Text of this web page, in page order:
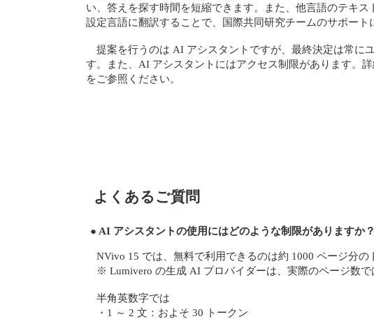
い、答えを探す時間を短縮できます。また、他言語のテキス
設定言語に翻訳することで、国際共同研究チームのサポート
提案を行うのは AI アシスタントですが、最終決定は常に
す。また、AI アシスタントにはアクセス制限があります。
をご参照ください。
よくあるご質問
● AI アシスタントの使用にはどのような制限がありますか？
NVivo 15 では、無料で利用できるのは約 1000 ページ分の
※ Lumivero の生成 AI プロバイダーは、実際のページ数で
半角英数字では
・1 ～ 2 文：およそ 30 トークン